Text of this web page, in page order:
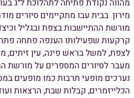
מהווה נקודת פתיחה לתהלוכת ל"ג
מירון. בבית עבו מתקיימים סיורים
מורשת ההתיישבות בצפת ובגליל
קרקעות שפעילותו הענפה פתחה
לצפת, למשל בראש פינה, עין זיתים,
מעבר לסיורים המספרים על מורשת
נערכים מופעי תרבות כמו מופעים
הכלייזמרים, קבלות שבת, הרצאות